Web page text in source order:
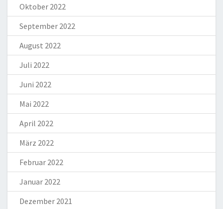
Oktober 2022
September 2022
August 2022
Juli 2022
Juni 2022
Mai 2022
April 2022
März 2022
Februar 2022
Januar 2022
Dezember 2021